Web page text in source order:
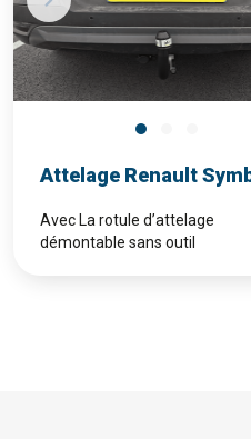
Attelage Renault
Avec La rotule d’attelage
démontable sans outil